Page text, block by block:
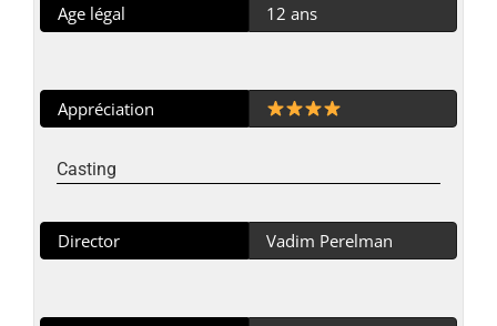
Age légal 12 ans
Appréciation
Casting
Director Vadim Perelman